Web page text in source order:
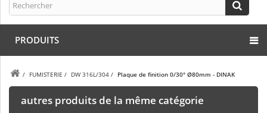
PRODUITS
/ FUMISTERIE / DW 316L/304 / Plaque de finition 0/30° Ø80mm - DINAK
autres produits de la même catégorie